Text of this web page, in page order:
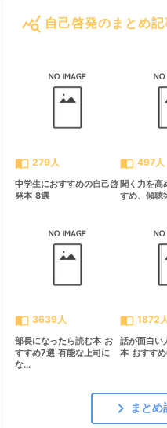
query_stats 自己啓発のまとめ記
import_contacts 279人
中学生におすすめの自己啓
発本 8選
import_contacts 497人
聞く力を高
すめ、傾聴
import_contacts 3639人
部長になったら読む本 お
すすめ7選 有能な上司に
な...
import_contacts 1872
話が面白い
本 おすす
chevron_right まと